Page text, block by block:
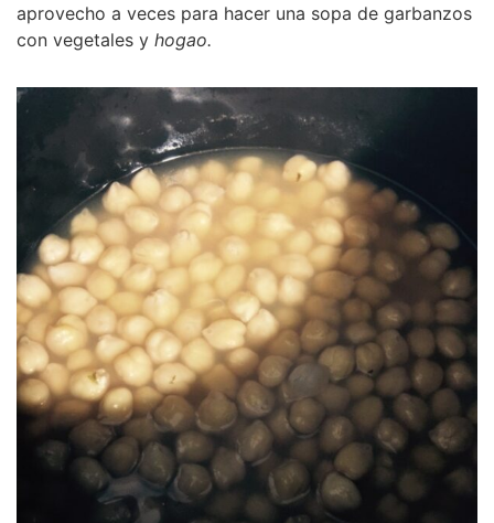
aprovecho a veces para hacer una sopa de garbanzos
con vegetales y hogao.